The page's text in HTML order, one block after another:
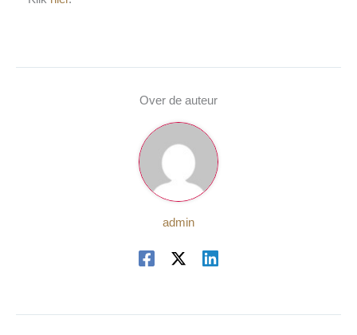
Over de auteur
admin